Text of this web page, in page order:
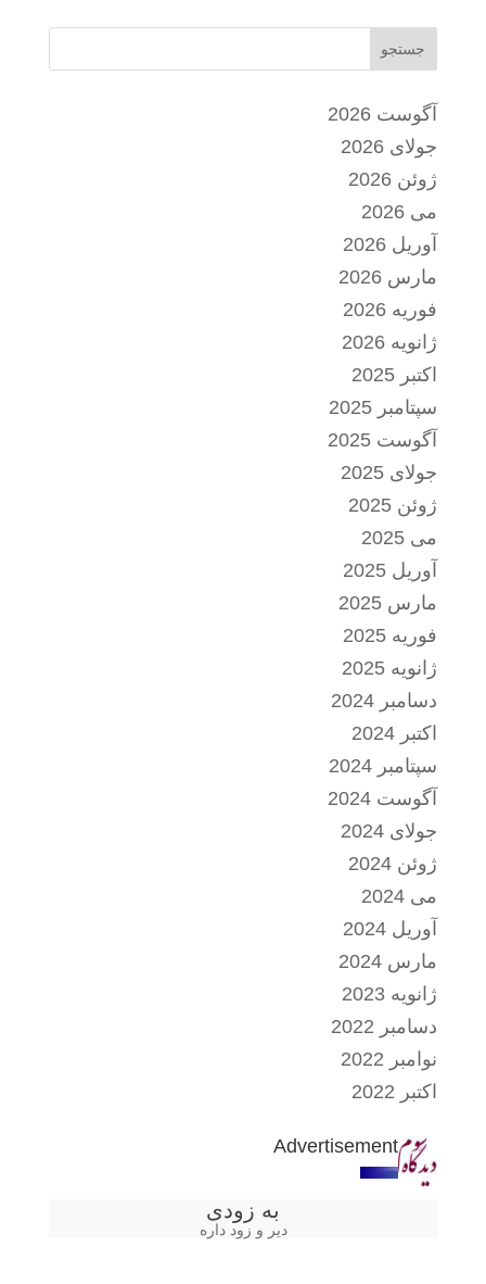
جستجو
آگوست 2026
جولای 2026
ژوئن 2026
می 2026
آوریل 2026
مارس 2026
فوریه 2026
ژانویه 2026
اکتبر 2025
سپتامبر 2025
آگوست 2025
جولای 2025
ژوئن 2025
می 2025
آوریل 2025
مارس 2025
فوریه 2025
ژانویه 2025
دسامبر 2024
اکتبر 2024
سپتامبر 2024
آگوست 2024
جولای 2024
ژوئن 2024
می 2024
آوریل 2024
مارس 2024
ژانویه 2023
دسامبر 2022
نوامبر 2022
اکتبر 2022
Advertisement
به زودی
دیر و زود داره